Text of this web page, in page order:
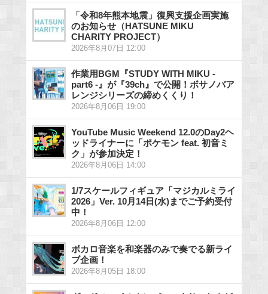
「令和8年熊本地震」復興支援企画実施
のお知らせ（HATSUNE MIKU
CHARITY PROJECT）
2026年8月07日 12:00
作業用BGM『STUDY WITH MIKU -
part6 -』が『39ch』で公開！ボサノバア
レンジシリーズの締めくくり！
2026年8月06日 19:00
YouTube Music Weekend 12.0のDay2ヘ
ッドライナーに「ポケモン feat. 初音ミ
ク」が参加決定！
2026年8月06日 14:00
1/7スケールフィギュア「マジカルミライ
2026」Ver. 10月14日(水)までご予約受付
中！
2026年8月06日 12:00
ボカロ音楽を和楽器のみで奏でる新ライ
ブ企画！
2026年8月05日 18:00